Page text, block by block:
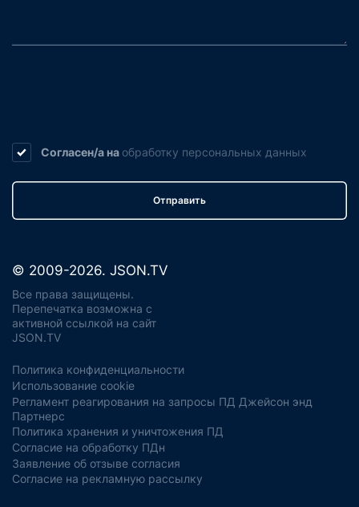
Согласен/а на обработку персональных данных
Отправить
© 2009-2026. JSON.TV
Все права защищены.
Перепечатка возможна с
активной ссылкой на сайт
JSON.TV
Политика конфиденциальности
Использование cookie
Регламент реагирования на запросы ПД Джейсон энд
Партнерс
Политика хранения и уничтожения ПД
Согласие на обработку ПДн
Заявление об отзыве согласия
Согласие на рекламную рассылку